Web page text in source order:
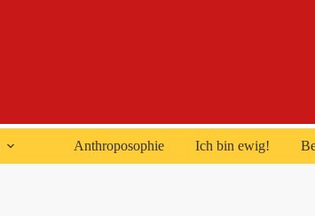
Anthroposophie Ich bin ewig!